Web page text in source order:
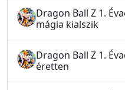
Dragon Ball Z 1.
mágia kialszik
Dragon Ball Z 1.
éretten